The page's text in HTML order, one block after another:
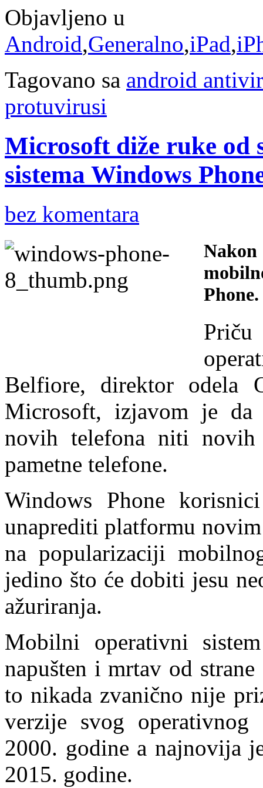
Objavljeno u
Android,Generalno,iPad,
Tagovano sa android
protuvirusi
Microsoft diže ruke od
sistema Windows
bez komentara
Nakon
Phone.
Belfiore, direktor odela
Microsoft, izjavom je da
novih telefona niti novih
pametne telefone.
Windows Phone
unaprediti platformu
na popularizaciji
jedino što će dobiti jesu
ažuriranja.
Mobilni operativni
napušten i mrtav od
to nikada zvanično nije
verzije svog
2000. godine a najnovija
2015. godine.